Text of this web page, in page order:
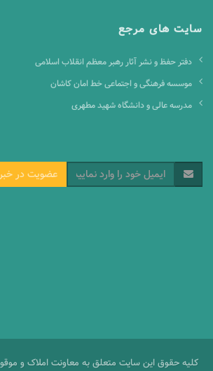
سایت های مرجع
دفتر حفظ و نشر آثار رهبر معظم انقلاب اسلامی
موسسه فرهنگی و اجتماعی خط امان کاشان
مدرسه عالی و دانشگاه شهید مطهری
عضویت در
کلیه حقوق این سایت متعلق به معاونت املاک و